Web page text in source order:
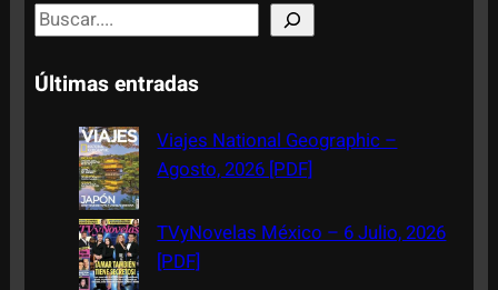
S
e
a
Últimas entradas
Viajes National Geographic –
Agosto, 2026 [PDF]
TVyNovelas México – 6 Julio, 2026
[PDF]